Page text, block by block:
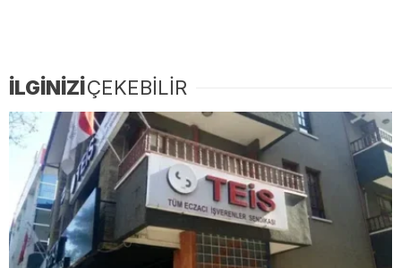
İLGİNİZİÇEKEBİLİR